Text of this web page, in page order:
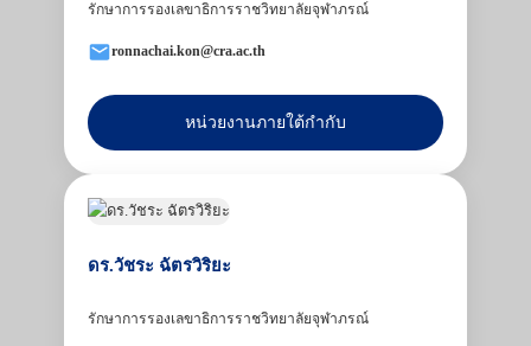
รักษาการรองเลขาธิการราชวิทยาลัยจุฬาภรณ์
ronnachai.kon@cra.ac.th
หน่วยงานภายใต้กำกับ
ดร.วัชระ ฉัตรวิริยะ
รักษาการรองเลขาธิการราชวิทยาลัยจุฬาภรณ์